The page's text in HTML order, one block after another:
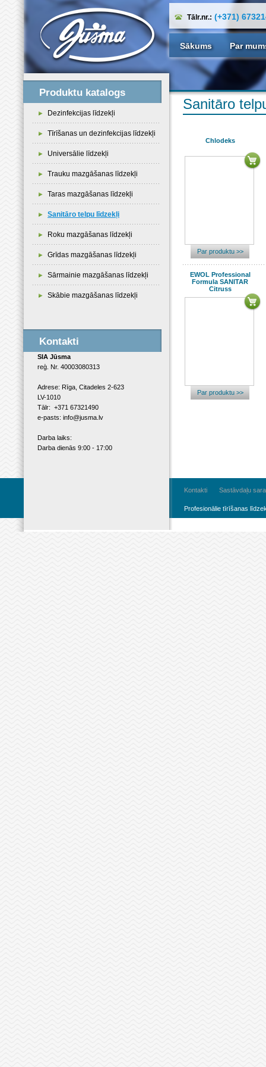
Tālr.nr.: (+371)
Sākums Par
Produktu katalogs
Dezinfekcijas līdzekļi
Tīrīšanas un dezinfekcijas līdzekļi
Universālie līdzekļi
Trauku mazgāšanas līdzekļi
Taras mazgāšanas līdzekļi
Sanitāro telpu līdzekļi
Roku mazgāšanas līdzekļi
Grīdas mazgāšanas līdzekļi
Sārmainie mazgāšanas līdzekļi
Skābie mazgāšanas līdzekļi
Kontakti
SIA Jūsma
reģ. Nr. 40003080313
Adrese: Rīga, Citadeles 2-623
LV-1010
Tālr: +371 67321490
e-pasts: info@jusma.lv
Darba laiks:
Darba dienās 9:00 - 17:00
Sanitāro
Chlodeks
Par produktu >>
EWOL Professional
Formula SANITAR
Citruss
Par produktu >>
Kontakti Sastāvdaļu
Profesionālie tīrīšanas